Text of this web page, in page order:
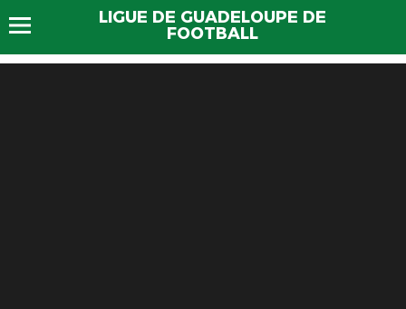
LIGUE DE GUADELOUPE DE
FOOTBALL